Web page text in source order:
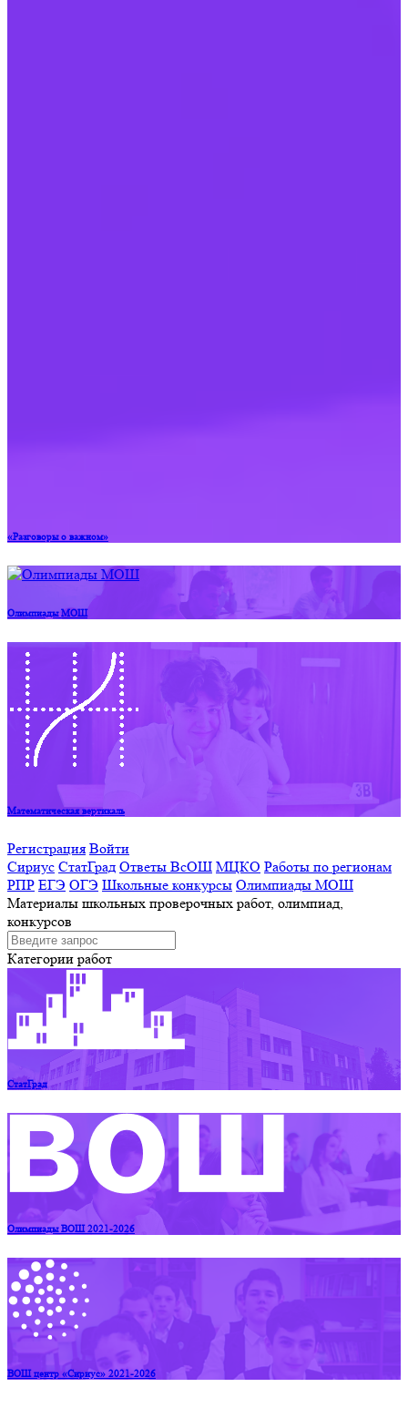
«Разговоры о важном»
Олимпиады МОШ
Математическая вертикаль
Регистрация Войти
Сириус СтатГрад Ответы ВсОШ МЦКО Работы по регионам
РПР ЕГЭ ОГЭ Школьные конкурсы Олимпиады МОШ
Материалы школьных проверочных работ, олимпиад,
конкурсов
Категории работ
СтатГрад
Олимпиады ВОШ 2021-2026
ВОШ центр «Сириус» 2021-2026